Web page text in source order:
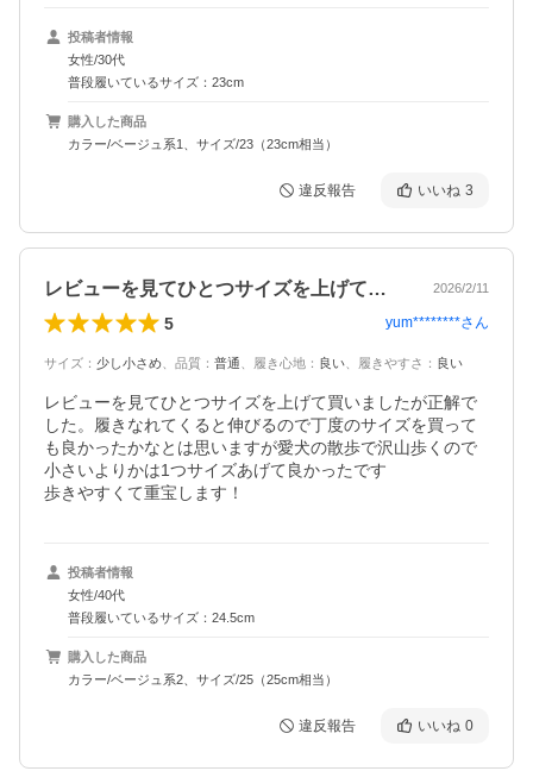
投稿者情報
女性/30代
普段履いているサイズ：23cm
購入した商品
カラー/ベージュ系1、サイズ/23（23cm相当）
違反報告 いいね 3
レビューを見てひとつサイズを上げて買い… 2026/2/11
5 yum********さん
サイズ ： 少し小さめ 品質 ： 普通 履き心地 ： 良い 履きやすさ ： 良い
レビューを見てひとつサイズを上げて買いましたが正解で
した。履きなれてくると伸びるので丁度のサイズを買って
も良かったかなとは思いますが愛犬の散歩で沢山歩くので
小さいよりかは1つサイズあげて良かったです
歩きやすくて重宝します！
投稿者情報
女性/40代
普段履いているサイズ：24.5cm
購入した商品
カラー/ベージュ系2、サイズ/25（25cm相当）
違反報告 いいね 0